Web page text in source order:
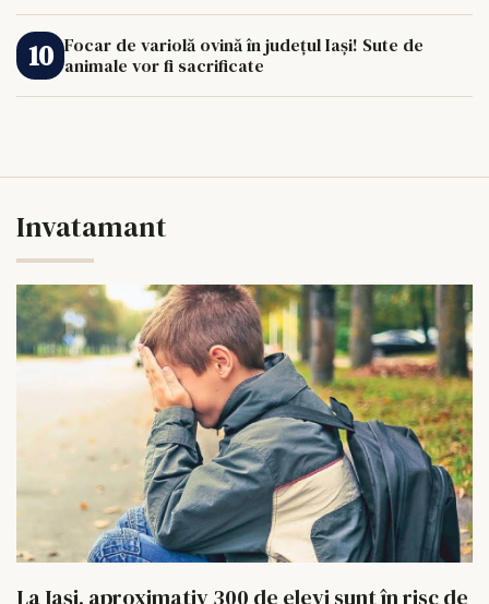
Focar de variolă ovină în județul Iași! Sute de
animale vor fi sacrificate
Invatamant
La Iași, aproximativ 300 de elevi sunt în risc de